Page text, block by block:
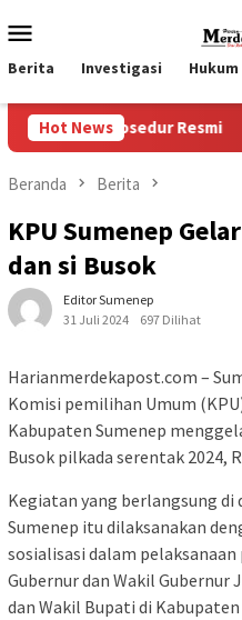
ke
kontenMobile
Berita Investigasi Hukum
Hot News
Prosedur Resmi
Beranda Berita
KPU Sumenep
dan si Busok
Editor Sumenep
31 Juli 2024
697 Dilihat
Harianmerdekapost.com –
Komisi pemilihan Umum
Kabupaten Sumenep
Busok pilkada serentak 2024,
Kegiatan yang berlangsung di
Sumenep itu dilaksanakan
sosialisasi dalam
Gubernur dan Wakil
dan Wakil Bupati di Kabupaten